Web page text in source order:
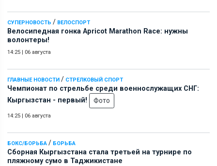
СУПЕРНОВОСТЬ / ВЕЛОСПОРТ
Велосипедная гонка Apricot Marathon Race: нужны
волонтеры!
14:25 | 06 августа
ГЛАВНЫЕ НОВОСТИ / СТРЕЛКОВЫЙ СПОРТ
Чемпионат по стрельбе среди военнослужащих СНГ:
Кыргызстан - первый!
Фото
14:25 | 06 августа
БОКС/БОРЬБА / БОРЬБА
Сборная Кыргызстана стала третьей на турнире по
пляжному сумо в Таджикистане